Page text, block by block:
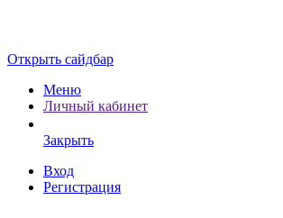
Открыть сайдбар
Меню
Личный кабинет
Закрыть
Вход
Регистрация